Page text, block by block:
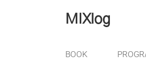
MIXlog
BOOK